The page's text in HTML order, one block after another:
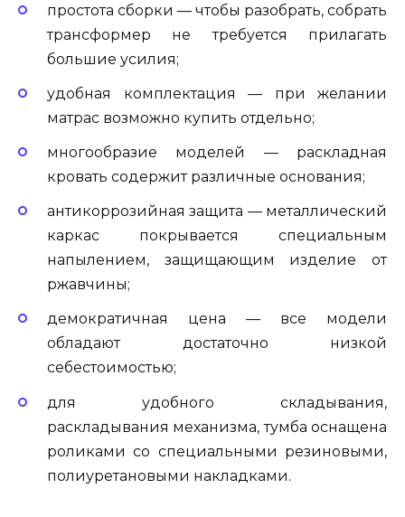
простота сборки — чтобы разобрать, собрать
трансформер не требуется прилагать
большие усилия;
удобная комплектация — при желании
матрас возможно купить отдельно;
многообразие моделей — раскладная
кровать содержит различные основания;
антикоррозийная защита — металлический
каркас покрывается специальным
напылением, защищающим изделие от
ржавчины;
демократичная цена — все модели
обладают достаточно низкой
себестоимостью;
для удобного складывания,
раскладывания механизма, тумба оснащена
роликами со специальными резиновыми,
полиуретановыми накладками.